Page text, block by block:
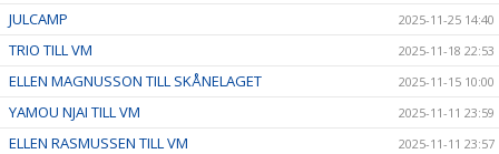
JULCAMP 2025-11-25 14:40
TRIO TILL VM 2025-11-18 22:53
ELLEN MAGNUSSON TILL SKÅNELAGET 2025-11-15 10:00
YAMOU NJAI TILL VM 2025-11-11 23:59
ELLEN RASMUSSEN TILL VM 2025-11-11 23:57